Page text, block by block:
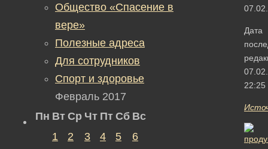
Дата
22:25
Общество «Спасение в
вере»
Полезные адреса
Для сотрудников
Спорт и здоровье
Февраль 2017
Пн Вт Ср Чт Пт Сб Вс
1
2 3 4 5 6